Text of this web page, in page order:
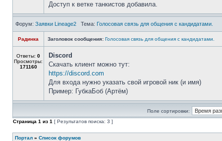
Доступ к ветке танкистов добавила.
Форум: Заявки Lineage2 Тема: Голосовая связь для общения с кандидатами.
Радинка Заголовок сообщения: Голосовая связь для общения с кандидатами.
Ответы: 0
Просмотры:
171160
Discord
Скачать клиент можно тут:
https://discord.com
Для входа нужно указать свой игровой ник (и имя)
Пример: ГубкаБоб (Артём)
Поле сортировки:
Страница 1 из 1 [ Результатов поиска: 3 ]
Портал » Список форумов